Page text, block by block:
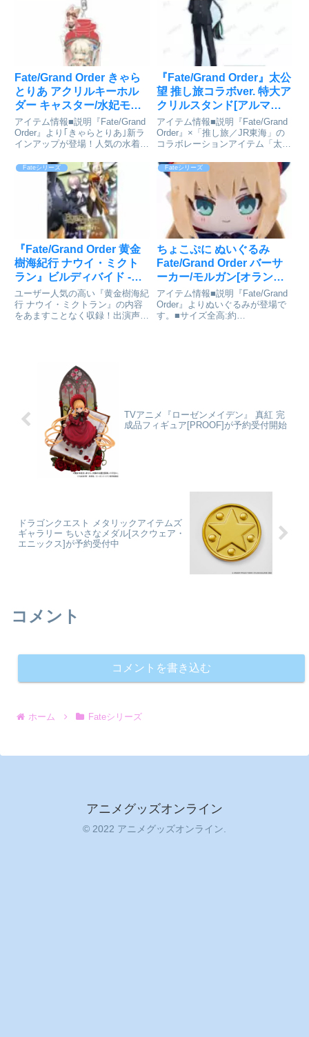
イラストの太公望を、両面印刷の
イラストカードに仕上げました。
カルデアのマーク、クラスアイコ
ンなどをデザインしてケースに仕
上げました。B8サイ...
Fate/Grand Order きゃら
とりあ アクリルキーホル
ダー キャスター/水妃モル
ガン[アルジャーノンプロ
ダクト]が予約受付開始
アイテム情報■説明『Fate/Grand
Order』より｢きゃらとりあ｣新ラ
インアップが登場！人気の水着サ
ァントも初登場し､夏らしいイラ
ストが勢揃い！Fate/Grand
Order_きゃらとりあ アクリル
『Fate/Grand Order』太公
望 推し旅コラボver. 特大ア
クリルスタンド[アルマビ
アンカ]が予約受付中
アイテム情報■説明『Fate/Grand
Order』×「推し旅／JR東海」の
コラボレーションアイテム「太公
ルスタンド」の登場です。描き下
ろしイラストの太公望を、特大サ
イズのアクリルスタンドに仕上げ
ました...
Fateシリーズ
『Fate/Grand Order 黄金
樹海紀行 ナウイ・ミクト
ラン』ビルディバイド -ブ
ライト- ブースターパック
BOX​（16パック​入り）が
予約受付開始
ユーザー人気の高い『黄金樹海紀
行 ナウイ・ミクトラン』の内容
をあますことなく収録！出演声優
スターパッ...
Fateシリーズ
ちょこぷに ぬいぐるみ
Fate/Grand Order バーサ
ーカー/モルガン[オランジ
ュ・ルージュ]が予約受付
開始
アイテム情報■説明『Fate/Grand
Order』よりぬいぐるみが登場で
す。■サイズ全高:約
TVアニメ『ローゼンメイデン』 真紅 完
成品フィギュア[PROOF]が予約受付開始
ドラゴンクエスト メタリックアイテムズ
ギャラリー ちいさなメダル[スクウェア・
エニックス]が予約受付中
コメント
コメントを書き込む
ホーム Fateシリーズ
アニメグッズオンライン
© 2022 アニメグッズオンライン.